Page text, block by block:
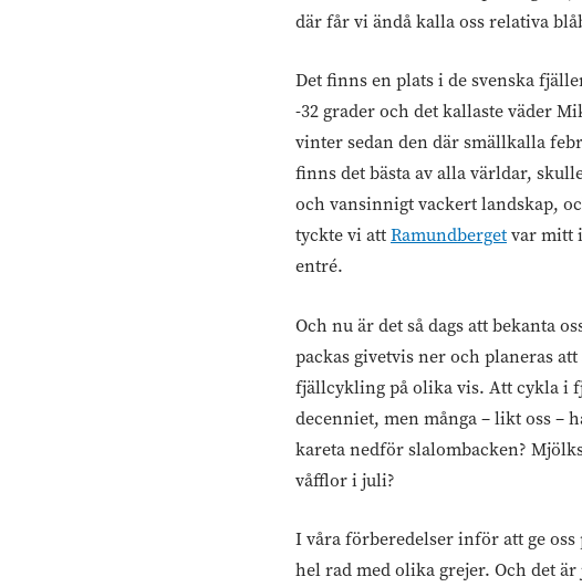
där får vi ändå kalla oss relativa
Det finns en plats i de svenska
-32 grader och det kallaste väder
vinter sedan den där smällkalla
finns det bästa av alla världar,
och vansinnigt vackert landskap,
tyckte vi attRamundbergetvar mitt
entré.
Och nu är det så dags att bekanta
packas givetvis ner och planeras
fjällcykling på olika vis. Att cykla i
decenniet, men många – likt oss –
kareta nedför slalombacken?
våfflor i juli?
I våra förberedelser inför att ge
hel rad med olika grejer. Och det